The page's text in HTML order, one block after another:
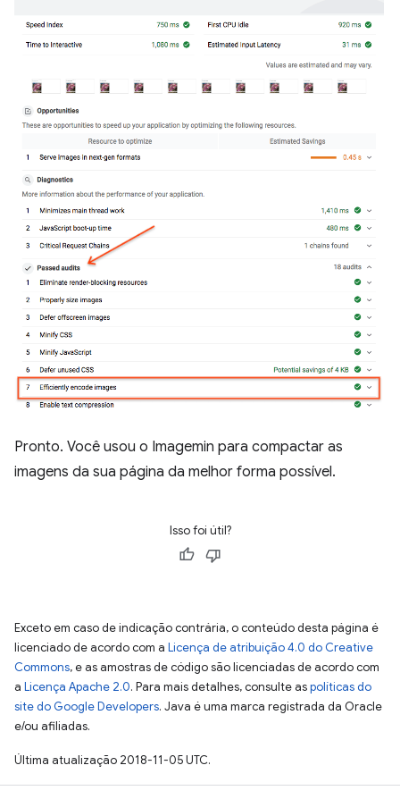
Pronto. Você usou o Imagemin para compactar as
imagens da sua página da melhor forma possível.
Isso foi útil?
Exceto em caso de indicação contrária, o conteúdo desta página é
licenciado de acordo com a Licença de atribuição 4.0 do Creative
Commons, e as amostras de código são licenciadas de acordo com
a Licença Apache 2.0. Para mais detalhes, consulte aspolíticas do
site do Google Developers. Java é uma marca registrada da Oracle
e/ou afiliadas.
Última atualização 2018-11-05 UTC.